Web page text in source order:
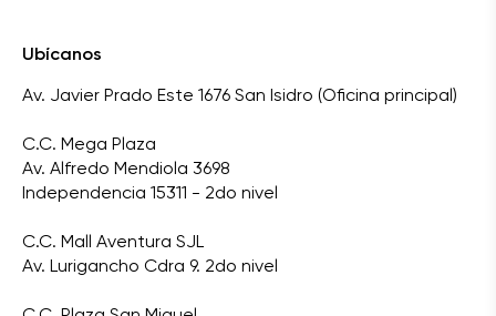
Ubícanos
Av. Javier Prado Este 1676 San Isidro (Oficina principal)
C.C. Mega Plaza
Av. Alfredo Mendiola 3698
Independencia 15311 - 2do nivel
C.C. Mall Aventura SJL
Av. Lurigancho Cdra 9. 2do nivel